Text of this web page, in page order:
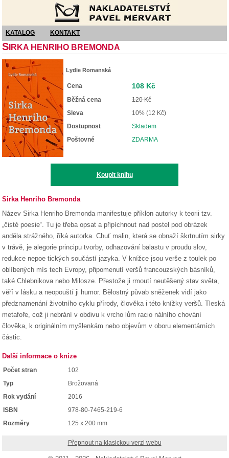
KATALOG KONTAKT
S IRKA HENRIHO BREMONDA
Lydie Romanská
Cena 108 Kč
Běžná cena
120 Kč
Sleva
10% (12 Kč)
Dostupnost
Skladem
Poštovné
ZDARMA
Koupit knihu
Sirka Henriho Bremonda
Název Sirka Henriho Bremonda manifestuje příklon autorky k teorii tzv.
„čisté poesie“. Tu je třeba opsat a připíchnout nad postel pod obrázek
anděla strážného, říká autorka. Chuť malin, která se obnaží škrtnutím sirky
v trávě, je alegorie principu tvorby, odhazování balastu v proudu slov,
redukce nepoe tických součástí jazyka. V knížce jsou verše z toulek po
oblíbených mís tech Evropy, připomenutí veršů francouzských básníků,
také Chlebnikova nebo Miłosze. Přestože ji rmoutí neutěšený stav světa,
věří v lásku a neopouští ji humor. Bělostný půvab sněženek vidí jako
předznamenání životního cyklu přírody, člověka i této knížky veršů. Tleská
metafoře, což ji nebrání v obdivu k vrcho lům racio nálního chování
člověka, k originálním myšlenkám nebo objevům v oboru elementárních
částic.
Další informace o knize
Počet stran
102
Typ
Brožovaná
Rok vydání
2016
ISBN
978-80-7465-219-6
Rozměry
125 x 200 mm
Přepnout na klasickou verzi webu